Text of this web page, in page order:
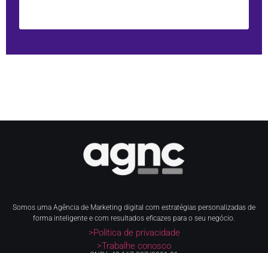
Somos uma Agência de Marketing digital com estratégias personalizadas de
forma inteligente e com resultados eficazes para o seu negócio.
>Política de privacidade
>Trabalhe conosco